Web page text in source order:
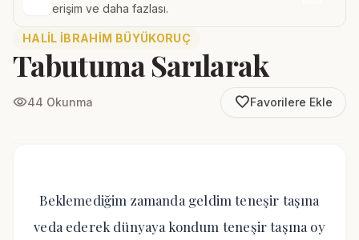
erişim ve daha fazlası.
HALIL İBRAHIM BÜYÜKORUÇ
Tabutuma Sarılarak
visibility44 Okunma favorite_borderFavorilere Ekle
Beklemediğim zamanda geldim teneşir taşına
veda ederek dünyaya kondum teneşir taşına oy